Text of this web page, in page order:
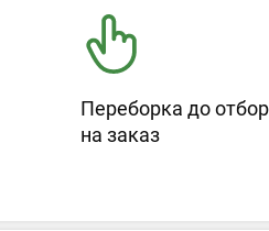
Переборка до
на заказ